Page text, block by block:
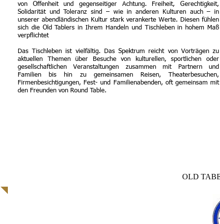
OLD
von Offenheit und gegenseitiger Achtung. Freiheit, Gerechtigkeit,
Solidarität und Toleranz sind – wie in anderen Kulturen auch – in
unserer abendländischen Kultur stark verankerte Werte. Diesen fühlen
sich die Old Tablers in Ihrem Handeln und Tischleben in hohem Maß
verpflichtet
Das Tischleben ist vielfältig. Das Spektrum reicht von Vorträgen zu
aktuellen Themen über Besuche von kulturellen, sportlichen oder
gesellschaftlichen Veranstaltungen zusammen mit Partnern und
Familien bis hin zu gemeinsamen Reisen, Theaterbesuchen,
Firmenbesichtigungen, Fest- und Familienabenden, oft gemeinsam mit
den Freunden von Round Table.